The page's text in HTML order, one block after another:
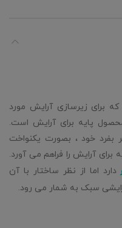
برای زیرسازی آرایش مورد
پایه برای آرایش است.
بفرد خود ، بصورت یکنواخت
آرایش را فراهم می آورد.
دارد اما از نظر ساختار با آن
سبک به شمار می رود.